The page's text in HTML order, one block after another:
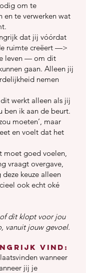
om te
en te verwerken wat
dat jij vóórdat
ruimte creëert —>
leven — om dit
gaan. Alleen jij
nemen
werkt alleen als jij
ben ik aan de beurt.
moeten’, maar
en voelt dat het
moet goed voelen,
vraagt overgave,
deze keuze alleen
ook echt oké
dit klopt voor jou
jouw gevoel.
vind:
wanneer
jij je